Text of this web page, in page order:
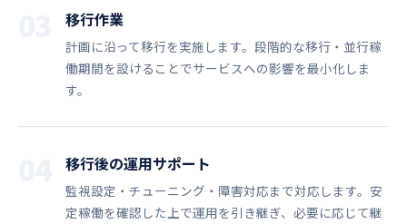
移行作業
計画に沿って移行を実施します。段階的な移行・並行稼
働期間を設けることでサービスへの影響を最小化しま
す。
移行後の運用サポート
監視設定・チューニング・障害対応まで対応します。安
定稼働を確認した上で運用を引き継ぎ、必要に応じて継